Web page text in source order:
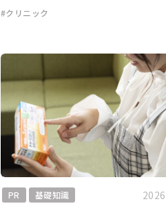
#クリニック
PR 基礎知識